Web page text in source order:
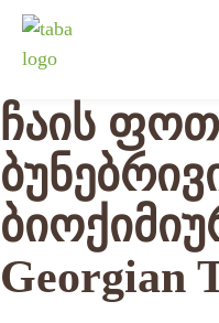
ჩაის
Georgian